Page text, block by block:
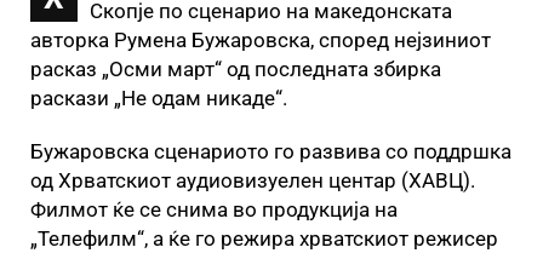
Скопје по сценарио на македонската
авторка Румена Бужаровска, според нејзиниот
расказ „Осми март“ од последната збирка
раскази „Не одам никаде“.
Бужаровска сценариото го развива со поддршка
од Хрватскиот аудиовизуелен центар (ХАВЦ).
Филмот ќе се снима во продукција на
„Телефилм“, а ќе го режира хрватскиот режисер